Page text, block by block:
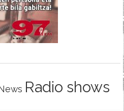
Radio shows